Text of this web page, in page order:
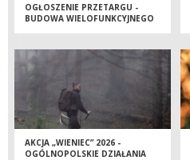
OGŁOSZENIE PRZETARGU -
BUDOWA WIELOFUNKCYJNEGO
AKCJA „WIENIEC” 2026 -
OGÓLNOPOLSKIE DZIAŁANIA